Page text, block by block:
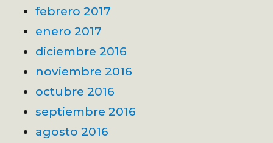
febrero 2017
enero 2017
diciembre 2016
noviembre 2016
octubre 2016
septiembre 2016
agosto 2016